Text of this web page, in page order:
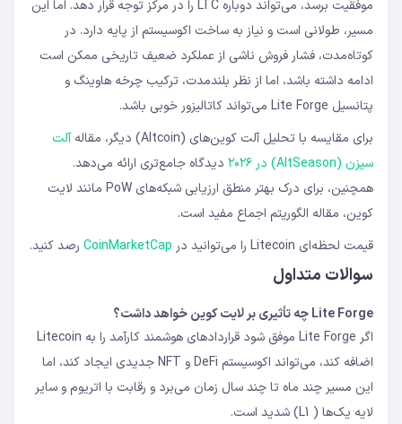
موفقیت برسد، می‌تواند دوباره LTC را در مرکز توجه قرار دهد. اما این
مسیر، طولانی است و نیاز به ساخت اکوسیستم از پایه دارد. در
کوتاه‌مدت، فشار فروش ناشی از عملکرد ضعیف تاریخی ممکن است
ادامه داشته باشد، اما از نظر بلندمدت، ترکیب چرخه هاوینگ و
پتانسیل Lite Forge می‌تواند کاتالیزور خوبی باشد.
برای مقایسه با تحلیل آلت ‌کوین‌های (Altcoin) دیگر، مقاله
آلت
‌سیزن (AltSeason) در ۲۰۲۶
دیدگاه جامع‌تری ارائه می‌دهد.
همچنین، برای درک بهتر منطق ارزیابی شبکه‌های PoW مانند لایت
کوین، مقاله الگوریتم اجماع مفید است.
قیمت لحظه‌ای Litecoin را می‌توانید در
CoinMarketCap رصد کنید.
سوالات متداول
Lite Forge چه تأثیری بر لایت ‌کوین خواهد داشت؟
اگر Lite Forge موفق شود قراردادهای هوشمند کارآمد را به Litecoin
اضافه کند، می‌تواند اکوسیستم DeFi و NFT جدیدی ایجاد کند، اما
این مسیر چند ماه تا چند سال زمان می‌برد و رقابت با اتریوم و سایر
لایه یک‌ها ( L1) شدید است.